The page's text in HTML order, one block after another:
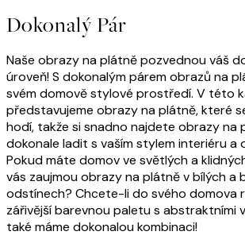
Dokonalý Pár
Naše obrazy na plátně pozvednou váš
úroveň! S dokonalým párem obrazů na
svém domově stylové prostředí. V této
představujeme obrazy na plátně, které
hodí, takže si snadno najdete obrazy na
dokonale ladit s vaším stylem interiéru a
Pokud máte domov ve světlých a
vás zaujmou obrazy na plátně v bílých a
odstínech? Chcete-li do svého domova
zářivější barevnou paletu s abstraktními
také máme dokonalou kombinaci!